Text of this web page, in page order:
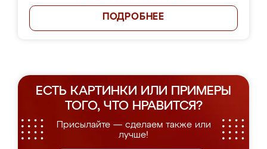
ПОДРОБНЕЕ
ЕСТЬ КАРТИНКИ ИЛИ ПРИМЕРЫ
ТОГО, ЧТО НРАВИТСЯ?
Присылайте — сделаем также или
лучше!